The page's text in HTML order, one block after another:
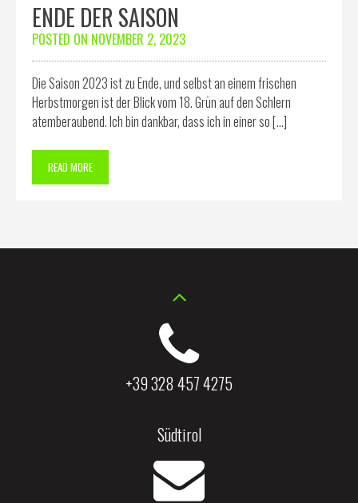
ENDE DER SAISON
POSTED ON NOVEMBER 2, 2023
Die Saison 2023 ist zu Ende, und selbst an einem frischen
Herbstmorgen ist der Blick vom 18. Grün auf den Schlern
atemberaubend. Ich bin dankbar, dass ich in einer so […]
READ MORE
+39 328 457 4275
Südtirol